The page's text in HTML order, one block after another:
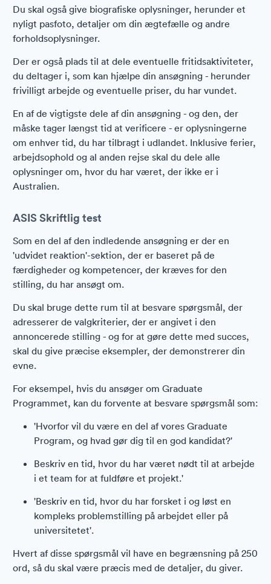
Du skal også give biografiske oplysninger, herunder et
nyligt pasfoto, detaljer om din ægtefælle og andre
forholdsoplysninger.
Der er også plads til at dele eventuelle fritidsaktiviteter,
du deltager i, som kan hjælpe din ansøgning - herunder
frivilligt arbejde og eventuelle priser, du har vundet.
En af de vigtigste dele af din ansøgning - og den, der
måske tager længst tid at verificere - er oplysningerne
om enhver tid, du har tilbragt i udlandet. Inklusive ferier,
arbejdsophold og al anden rejse skal du dele alle
oplysninger om, hvor du har været, der ikke er i
Australien.
ASIS Skriftlig test
Som en del af den indledende ansøgning er der en
'udvidet reaktion'-sektion, der er baseret på de
færdigheder og kompetencer, der kræves for den
stilling, du har ansøgt om.
Du skal bruge dette rum til at besvare spørgsmål, der
adresserer de valgkriterier, der er angivet i den
annoncerede stilling - og for at gøre dette med succes,
skal du give præcise eksempler, der demonstrerer din
evne.
For eksempel, hvis du ansøger om Graduate
Programmet, kan du forvente at besvare spørgsmål som:
'Hvorfor vil du være en del af vores Graduate
Program, og hvad gør dig til en god kandidat?'
Beskriv en tid, hvor du har været nødt til at arbejde
i et team for at fuldføre et projekt.'
'Beskriv en tid, hvor du har forsket i og løst en
kompleks problemstilling på arbejdet eller på
universitetet'.
Hvert af disse spørgsmål vil have en begrænsning på 250
ord, så du skal være præcis med de detaljer, du giver.